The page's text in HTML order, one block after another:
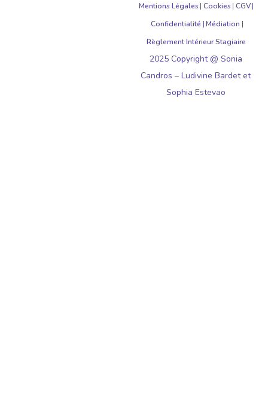
Mentions Légales Cookies CGV
Confidentialité Médiation
Règlement Intérieur Stagiaire
2025 Copyright @ Sonia
Candros – Ludivine Bardet et
Sophia Estevao